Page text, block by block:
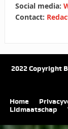
Social media:
Contact:
2022 Copyright
Home
Lidmaatschap